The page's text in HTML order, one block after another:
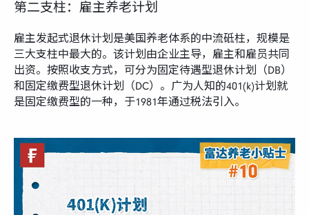
第二支柱：雇主养老计划
雇主发起式退休计划是美国养老体系的中流砥柱，规模是
三大支柱中最大的。该计划由企业主导，雇主和雇员共同
出资。按照收支方式，可分为固定待遇型退休计划（DB）
和固定缴费型退休计划（DC）。广为人知的401(k)计划就
是固定缴费型的一种，于1981年通过税法引入。